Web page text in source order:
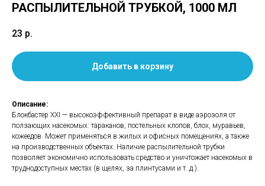
РАСПЫЛИТЕЛЬНОЙ ТРУБКОЙ, 1000 МЛ
23 р.
Добавить в корзину
Описание:
Блокбастер XXI — высокоэффективный препарат в виде аэрозоля от
ползающих насекомых: тараканов, постельных клопов, блох, муравьев,
кожеедов. Может применяться в жилых и офисных помещениях, а также
на производственных объектах. Наличие распылительной трубки
позволяет экономично использовать средство и уничтожает насекомых в
труднодоступных местах (в щелях, за плинтусами и т. д.).